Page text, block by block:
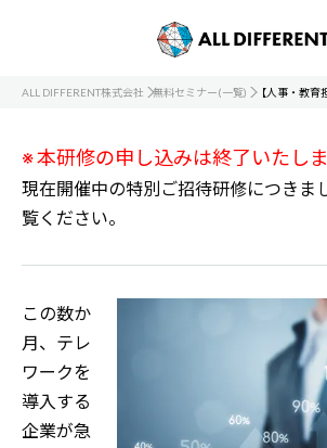
ALL DIFFERENT株式会社 無料セミナー(一覧) 【人事・教育
※ 本研修の申し込みは終了いたしま
現在開催中の特別ご招待研修につきま
覧ください。
この数か
月、テレ
ワークを
導入する
企業が急